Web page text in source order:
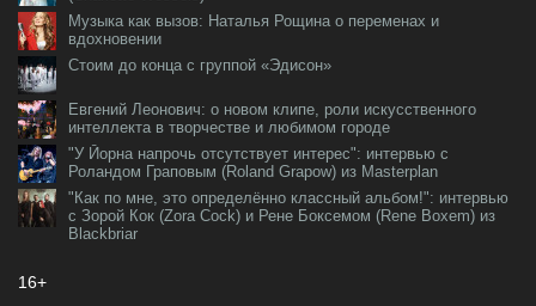
Музыка как вызов: Наталья Рощина о переменах и
вдохновении
Стоим до конца с группой «Эдисон»
Евгений Леонович: о новом клипе, роли искусственного
интеллекта в творчестве и любимом городе
"У Йорна напрочь отсутствует интерес": интервью с
Роландом Граповым (Roland Grapow) из Masterplan
"Как по мне, это определённо классный альбом!": интервью
с Зорой Кок (Zora Cock) и Рене Боксемом (Rene Boxem) из
Blackbriar
16+